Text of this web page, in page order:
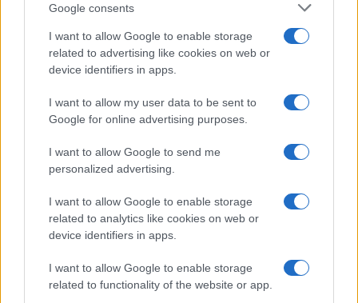
Google consents
I want to allow Google to enable storage
related to advertising like cookies on web or
device identifiers in apps.
I want to allow my user data to be sent to
Google for online advertising purposes.
I want to allow Google to send me
personalized advertising.
I want to allow Google to enable storage
related to analytics like cookies on web or
device identifiers in apps.
I want to allow Google to enable storage
related to functionality of the website or app.
VW: Η δύσκολη εξίσωση
της αναδιάρθρωσης
18η συνεχόμενη χρονιά για
άνοιξε τις πύλες του σε όλους